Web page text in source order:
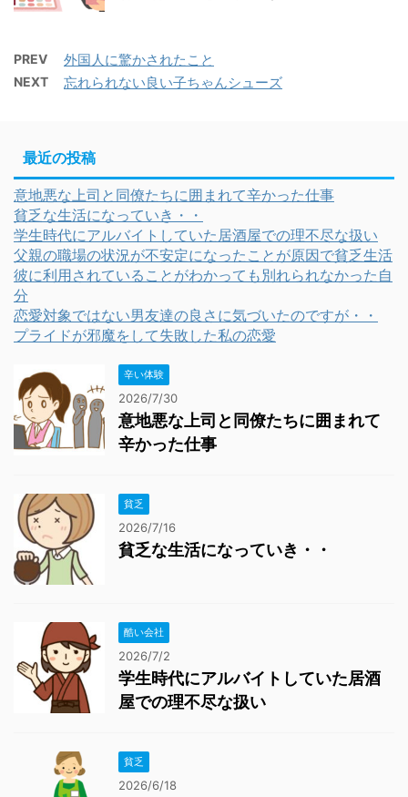
PREV 外国人に驚かされたこと
NEXT 忘れられない良い子ちゃんシューズ
最近の投稿
意地悪な上司と同僚たちに囲まれて辛かった仕事
貧乏な生活になっていき・・
学生時代にアルバイトしていた居酒屋での理不尽な扱い
父親の職場の状況が不安定になったことが原因で貧乏生活
彼に利用されていることがわかっても別れられなかった自
分
恋愛対象ではない男友達の良さに気づいたのですが・・
プライドが邪魔をして失敗した私の恋愛
辛い体験
2026/7/30
意地悪な上司と同僚たちに囲まれて
辛かった仕事
貧乏
2026/7/16
貧乏な生活になっていき・・
酷い会社
2026/7/2
学生時代にアルバイトしていた居酒
屋での理不尽な扱い
貧乏
2026/6/18